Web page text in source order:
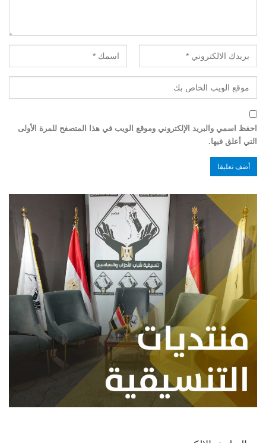
احفظ اسمي والبريد الإلكتروني وموقع الويب في هذا المتصفح للمرة الأولى
التي أعلق فيها.